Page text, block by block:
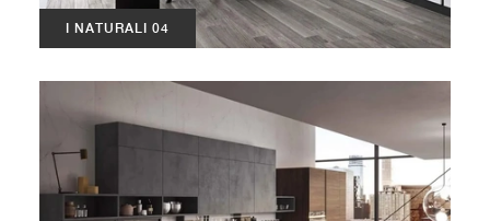
I NATURALI 04